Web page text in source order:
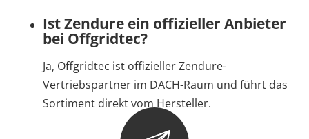
Ist Zendure ein offizieller Anbieter
bei Offgridtec?
Ja, Offgridtec ist offizieller Zendure-
Vertriebspartner im DACH-Raum und führt das
Sortiment direkt vom Hersteller.